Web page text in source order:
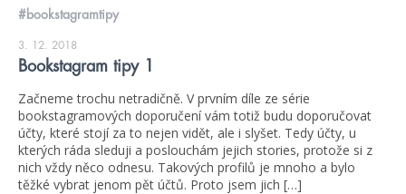
#bookstagramtipy
3. 12. 2018
Bookstagram tipy 1
Začneme trochu netradičně. V prvním díle ze série
bookstagramových doporučení vám totiž budu doporučovat
účty, které stojí za to nejen vidět, ale i slyšet. Tedy účty, u
kterých ráda sleduji a poslouchám jejich stories, protože si z
nich vždy něco odnesu. Takových profilů je mnoho a bylo
těžké vybrat jenom pět účtů. Proto jsem jich […]